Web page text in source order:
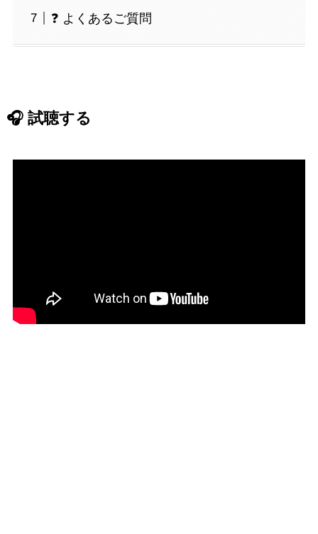
❓ よくあるご質問
🎧 試聴する